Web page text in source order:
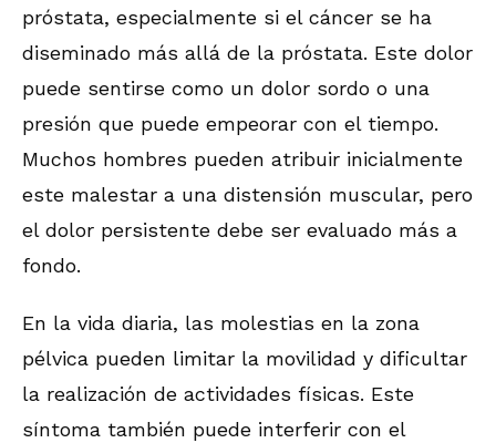
próstata, especialmente si el cáncer se ha
diseminado más allá de la próstata. Este dolor
puede sentirse como un dolor sordo o una
presión que puede empeorar con el tiempo.
Muchos hombres pueden atribuir inicialmente
este malestar a una distensión muscular, pero
el dolor persistente debe ser evaluado más a
fondo.
En la vida diaria, las molestias en la zona
pélvica pueden limitar la movilidad y dificultar
la realización de actividades físicas. Este
síntoma también puede interferir con el